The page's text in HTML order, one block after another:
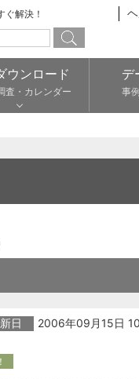
解決！
ウンロード
査・カレンダー
デ
事
日
2006年09月15日